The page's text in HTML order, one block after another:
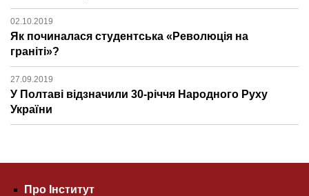
02.10.2019
Як починалася студентська «Революція на
граніті»?
27.09.2019
У Полтаві відзначили 30-річчя Народного Руху
України
Про Інститут